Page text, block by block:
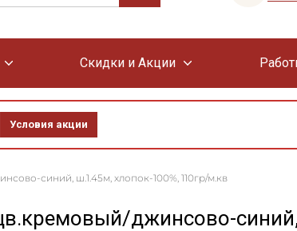
Скидки и Акции
Условия акции
синий, ш.1.45м, хлопок-100%, 110гр/м.кв
джинсово-